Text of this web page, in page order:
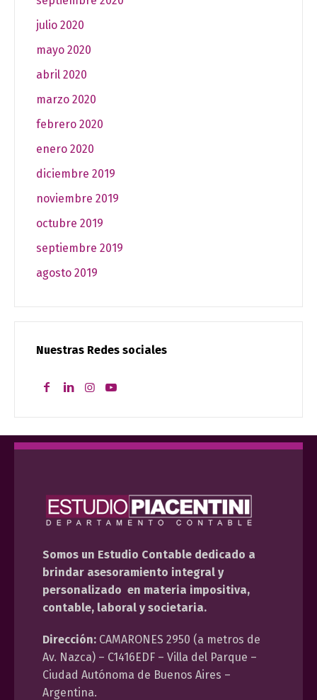
julio 2020
mayo 2020
abril 2020
marzo 2020
febrero 2020
enero 2020
diciembre 2019
noviembre 2019
octubre 2019
septiembre 2019
agosto 2019
Nuestras Redes sociales
Somos un Estudio Contable dedicado a
brindar asesoramiento integral y
personalizado en materia impositiva,
contable, laboral y societaria.
Dirección: CAMARONES 2950 (a metros de
Av. Nazca) – C1416EDF – Villa del Parque –
Ciudad Autónoma de Buenos Aires –
Argentina.